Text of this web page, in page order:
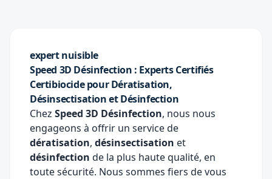
expert nuisible
Speed 3D Désinfection : Experts Certifiés
Certibiocide pour Dératisation,
Désinsectisation et Désinfection
Chez Speed 3D Désinfection, nous nous
engageons à offrir un service de
dératisation, désinsectisation et
désinfection de la plus haute qualité, en
toute sécurité. Nous sommes fiers de vous